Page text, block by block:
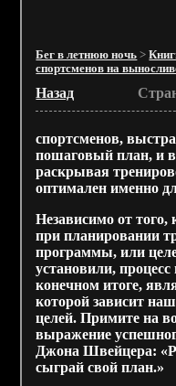
Бег в летнюю ночь >
спортсменов на
Назад
спортсменов,
пошаговый план, и
раскрывая
оптимален именно
Независимо от
при планировании
программы, или
установили,
конечном итоге,
которой зависит
целей. Примите на
выражение
Джона Швейцера:
сыграй свой план.»